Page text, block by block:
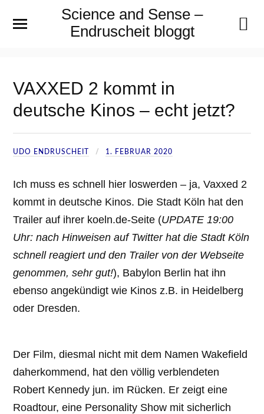
Science and Sense –
Endruscheit bloggt
VAXXED 2 kommt in
deutsche Kinos – echt jetzt?
UDO ENDRUSCHEIT 1. FEBRUAR 2020
Ich muss es schnell hier loswerden – ja, Vaxxed 2
kommt in deutsche Kinos. Die Stadt Köln hat den
Trailer auf ihrer koeln.de-Seite (UPDATE 19:00
Uhr: nach Hinweisen auf Twitter hat die Stadt Köln
schnell reagiert und den Trailer von der Webseite
genommen, sehr gut!), Babylon Berlin hat ihn
ebenso angekündigt wie Kinos z.B. in Heidelberg
oder Dresden.
Der Film, diesmal nicht mit dem Namen Wakefield
daherkommend, hat den völlig verblendeten
Robert Kennedy jun. im Rücken. Er zeigt eine
Roadtour, eine Personality Show mit sicherlich